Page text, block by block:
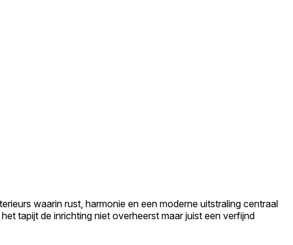
waarin rust, harmonie en een moderne uitstraling centraal
tapijt de inrichting niet overheerst maar juist een verfijnd